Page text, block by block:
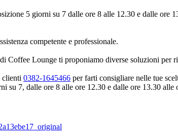
5 giorni su 7 dalle ore 8 alle 12.30 e dalle ore
competente e professionale.
Coffee Lounge ti proponiamo diverse soluzioni per
clienti 0382-1645466 per farti consigliare nelle tue
su 7, dalle ore 8 alle ore 12.30 e dalle ore 13.30 alle